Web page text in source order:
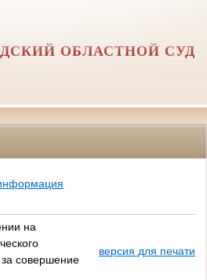
ОБЛАСТНОЙ СУД
на
за совершение
версия для печати